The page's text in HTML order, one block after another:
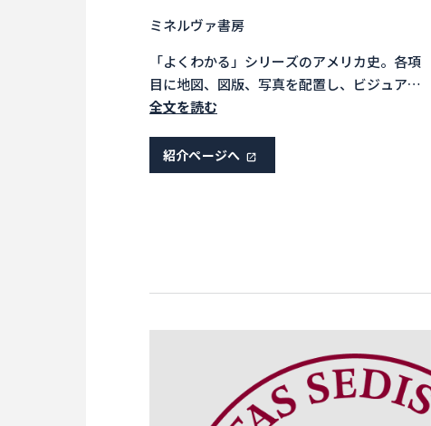
ミネルヴァ書房
「よくわかる」シリーズのアメリカ史。各項
目に地図、図版、写真を配置し、ビジュアル
でも理解しやすく考慮した、アメリカの歴史
全文を読む
紹介ページへ